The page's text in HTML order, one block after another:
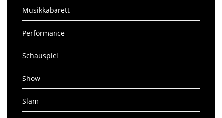
Musikkabarett
Performance
Schauspiel
Show
Slam